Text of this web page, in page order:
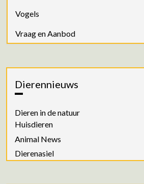
Vogels
Vraag en Aanbod
Dierennieuws
Dieren in de natuur
Huisdieren
Animal News
Dierenasiel